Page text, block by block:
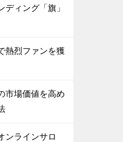
ディング「旗」
熱烈ファンを獲
市場価値を高め
ンラインサロ